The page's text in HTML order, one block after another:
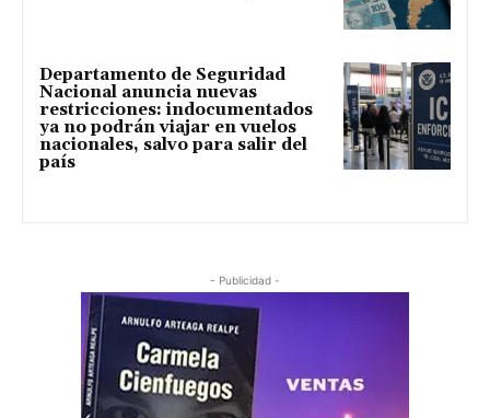
Departamento de Seguridad
Nacional anuncia nuevas
restricciones: indocumentados
ya no podrán viajar en vuelos
nacionales, salvo para salir del
país
- Publicidad -